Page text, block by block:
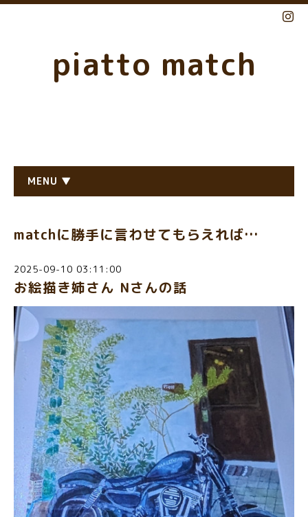
piatto match
MENU ▼
matchに勝手に言わせてもらえれば…
2025-09-10 03:11:00
お絵描き姉さん Nさんの話